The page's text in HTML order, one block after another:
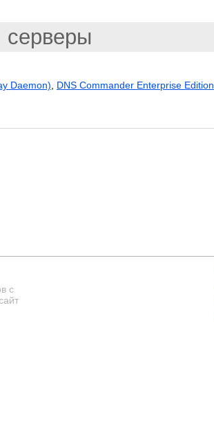
серверы
Daemon) DNS Commander Enterprise Edition
с